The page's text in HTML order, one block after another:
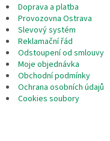
Doprava a platba
Provozovna Ostrava
Slevový systém
Reklamační řád
Odstoupení od smlouvy
Moje objednávka
Obchodní podmínky
Ochrana osobních údajů
Cookies soubory